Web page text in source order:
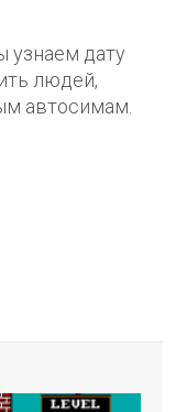
узнаем дату
людей,
автосимам.